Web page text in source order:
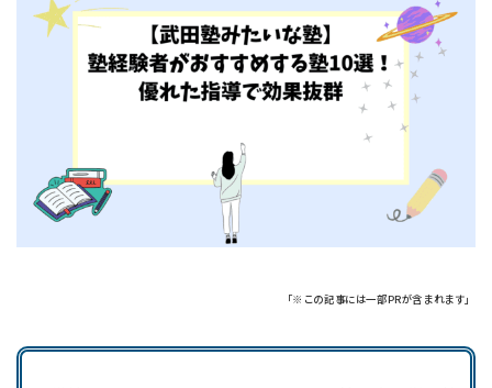
「※この記事には一部PRが含まれます」